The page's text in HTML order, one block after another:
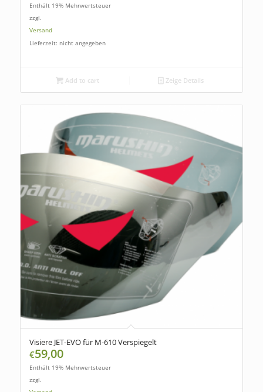
Enthält 19% Mehrwertsteuer
zzgl.
Versand
Lieferzeit: nicht angegeben
Add to cart Zeige Details
Visiere JET-EVO für M-610 Verspiegelt
€59,00
Enthält 19% Mehrwertsteuer
zzgl.